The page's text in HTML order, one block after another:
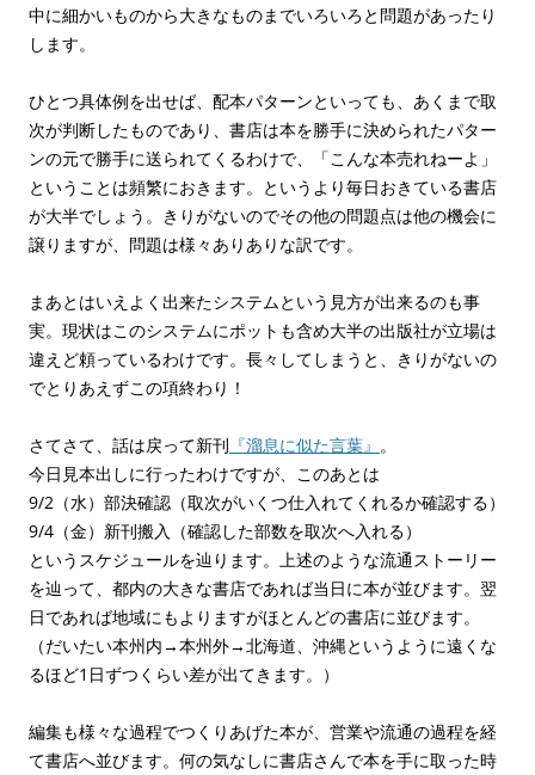
中に細かいものから大きなものまでいろいろと問題があったり
します。
ひとつ具体例を出せば、配本パターンといっても、あくまで取
次が判断したものであり、書店は本を勝手に決められたパター
ンの元で勝手に送られてくるわけで、「こんな本売れねーよ」
ということは頻繁におきます。というより毎日おきている書店
が大半でしょう。きりがないのでその他の問題点は他の機会に
譲りますが、問題は様々ありありな訳です。
まあとはいえよく出来たシステムという見方が出来るのも事
実。現状はこのシステムにポットも含め大半の出版社が立場は
違えど頼っているわけです。長々してしまうと、きりがないの
でとりあえずこの項終わり！
さてさて、話は戻って新刊 『溜息に似た言葉』 。
今日見本出しに行ったわけですが、このあとは
9/2（水）部決確認（取次がいくつ仕入れてくれるか確認する）
9/4（金）新刊搬入（確認した部数を取次へ入れる）
というスケジュールを辿ります。上述のような流通ストーリー
を辿って、都内の大きな書店であれば当日に本が並びます。翌
日であれば地域にもよりますがほとんどの書店に並びます。
（だいたい本州内→本州外→北海道、沖縄というように遠くな
るほど1日ずつくらい差が出てきます。）
編集も様々な過程でつくりあげた本が、営業や流通の過程を経
て書店へ並びます。何の気なしに書店さんで本を手に取った時